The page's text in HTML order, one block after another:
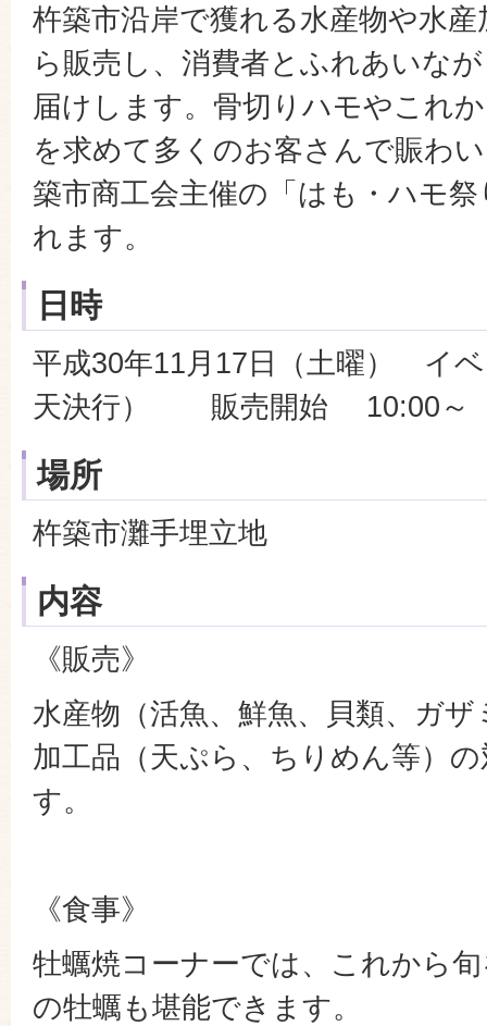
杵築市沿岸で獲れる水産物や水
ら販売し、消費者とふれあいな
届けします。骨切りハモやこれ
を求めて多くのお客さんで賑わ
築市商工会主催の「はも・ハモ
れます。
日時
平成30年11月17日（土曜） イ
天決行） 販売開始 10:00～
場所
杵築市灘手埋立地
内容
《販売》
水産物（活魚、鮮魚、貝類、ガ
加工品（天ぷら、ちりめん等）
す。
《食事》
牡蠣焼コーナーでは、これから
の牡蠣も堪能できます。